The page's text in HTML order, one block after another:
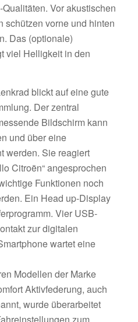
Vor akustischen
schützen vorne und hinten
Das (optionale)
viel Helligkeit in den
blickt auf eine gute
Der zentral
Bildschirm kann
und über eine
werden. Sie reagiert
Citroën“ angesprochen
Funktionen noch
Ein Head up-Display
Vier USB-
zur digitalen
wartet eine
Modellen der Marke
Aktivfederung, auch
wurde überarbeitet
zum